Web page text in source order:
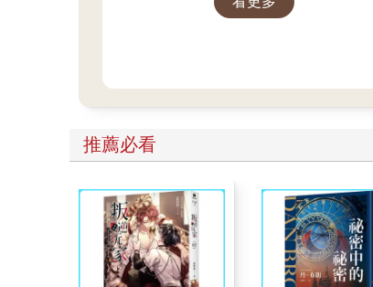
本書。 ──蔡康永
推薦必看